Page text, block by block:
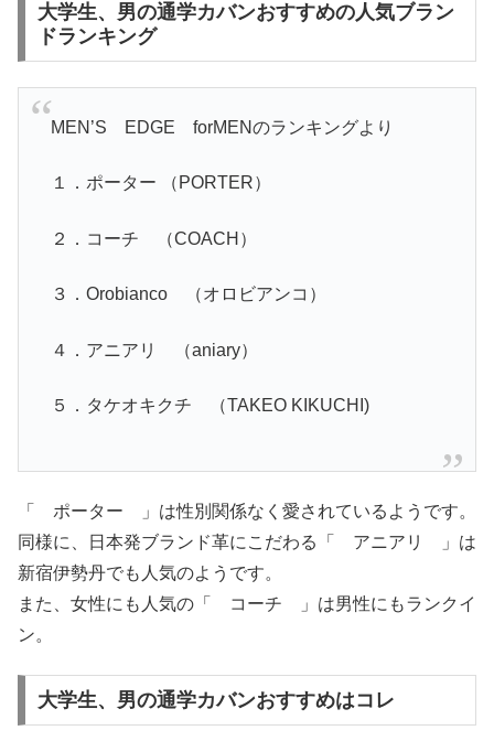
大学生、男の通学カバンおすすめの人気ブラン
ドランキング
MEN’S EDGE forMENのランキングより
１．ポーター （PORTER）
２．コーチ （COACH）
３．Orobianco （オロビアンコ）
４．アニアリ （aniary）
５．タケオキクチ （TAKEO KIKUCHI)
「 ポーター 」は性別関係なく愛されているようです。
同様に、日本発ブランド革にこだわる「 アニアリ 」は
新宿伊勢丹でも人気のようです。
また、女性にも人気の「 コーチ 」は男性にもランクイ
ン。
大学生、男の通学カバンおすすめはコレ